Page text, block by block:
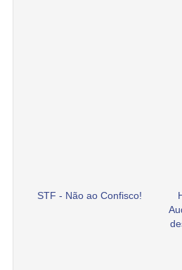
STF - Não ao Confisco!